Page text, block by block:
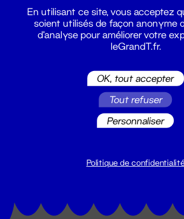
billetterie@leGrandT.fr
En utilisant ce site, vous acceptez
soient utilisés de façon anonyme
d'analyse pour améliorer votre
leGrandT.fr.
OK, tout accepter
Tout refuser
Personnaliser
Politique de